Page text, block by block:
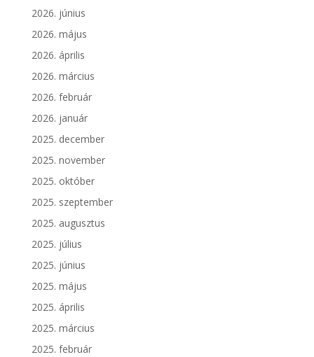
2026. június
2026. május
2026. április
2026. március
2026. február
2026. január
2025. december
2025. november
2025. október
2025. szeptember
2025. augusztus
2025. július
2025. június
2025. május
2025. április
2025. március
2025. február